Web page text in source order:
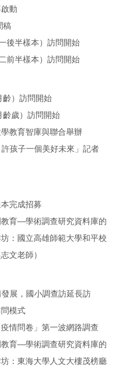
動
稿
後半樣本）訪問開始
前半樣本）訪問開始
齡）訪問開始
齡歲）訪問開始
教育智庫與聯合舉辦
許孩子一個美好未來」記者
完成招募
教育—學術調查研究資料庫的
：國立高雄師範大學和平校
文老師）
展，國小調查訪延長訪
模式
疫情問卷」第一波網路調查
教育—學術調查研究資料庫的
：東海大學人文大樓茂榜廳